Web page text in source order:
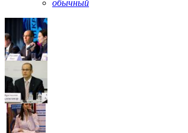
обычный